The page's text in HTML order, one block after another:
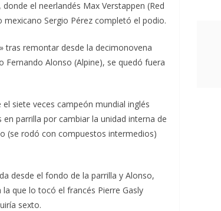
el neerlandés Max Verstappen (Red
Sergio Pérez completó el podio.
tras remontar desde la decimonovena
Alonso (Alpine), se quedó fuera
siete veces campeón mundial inglés
parrilla por cambiar la unidad interna de
(se rodó con compuestos intermedios)
desde el fondo de la parrilla y Alonso,
que lo tocó el francés Pierre Gasly
sexto.